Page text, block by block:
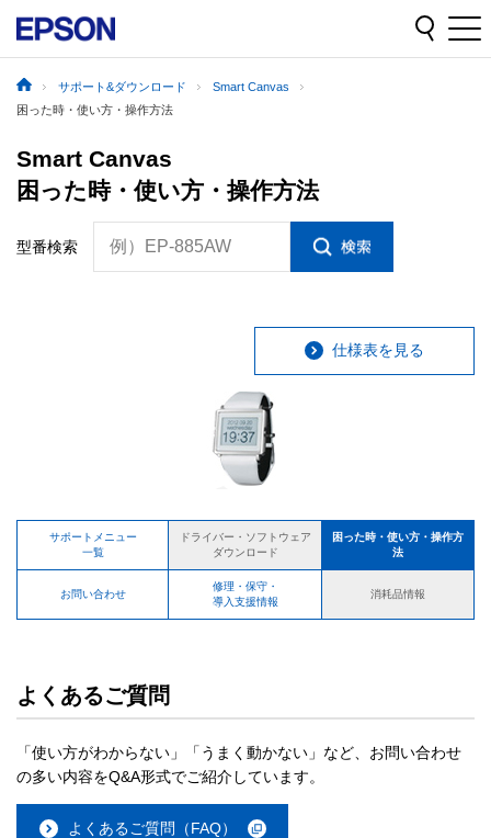
サポート&ダウンロード
Smart Canvas
困った時・使い方・操作方法
Smart Canvas
困った時・使い方・操作方法
型番検索 例）EP-885AW
仕様表を見る
サポートメニュー
一覧
ドライバー・ソフトウェア
ダウンロード
困った時・使い方・操作方
法
お問い合わせ
修理・保守・
導入支援情報
消耗品情報
よくあるご質問
「使い方がわからない」「うまく動かない」など、お問い合わせ
の多い内容をQ&A形式でご紹介しています。
よくあるご質問（FAQ）